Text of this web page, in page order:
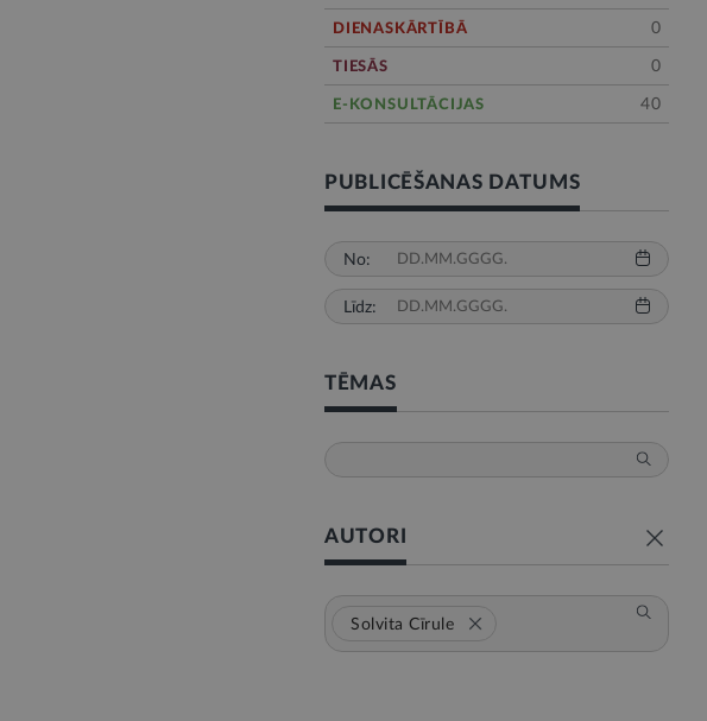
DIENASKĀRTĪBĀ 0
TIESĀS 0
E-KONSULTĀCIJAS 40
PUBLICĒŠANAS DATUMS
No:
Līdz:
TĒMAS
AUTORI
Solvita Cīrule